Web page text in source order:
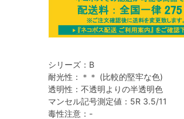
シリーズ：B
耐光性：＊＊ (比較的堅牢な色)
透明性：不透明よりの半透明色
マンセル記号測定値：5R 3.5/11
毒性注意：-